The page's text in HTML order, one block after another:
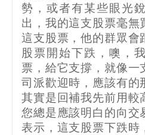
勢，或者有某些眼光
出，我的這支股票毫無
這支股票，他的群眾會
股票開始下跌，噢，
票，給它支撐，就像一
司派歡迎時，應該有的
其實是回補我先前用較
您總是應該明白的向交
表示，這支股票下跌時